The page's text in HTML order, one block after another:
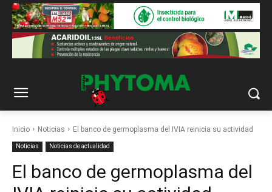
Inicio Noticias El banco de germoplasma del IVIA reinicia su actividad
Noticias Noticias de actualidad
El banco de germoplasma del